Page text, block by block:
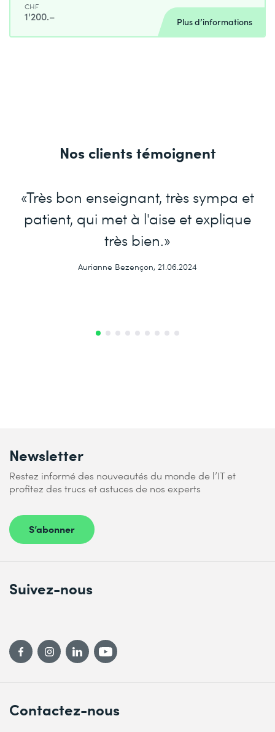
CHF
1'200.– Plus d’informations
Nos clients témoignent
«Très bon enseignant, très sympa et
patient, qui met à l'aise et explique
très bien.»
Aurianne Bezençon, 21.06.2024
Newsletter
Restez informé des nouveautés du monde de l’IT et
profitez des trucs et astuces de nos experts
S’abonner
Contactez-nous
Suivez-nous